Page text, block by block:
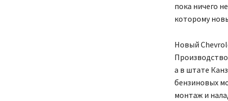
пока ничего
которому
Новый
а в штате
бензиновых
монтаж и